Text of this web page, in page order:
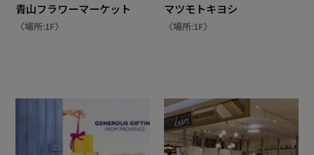
青山フラワーマーケット
〈場所:1F〉
マツモトキヨシ
〈場所:1F〉